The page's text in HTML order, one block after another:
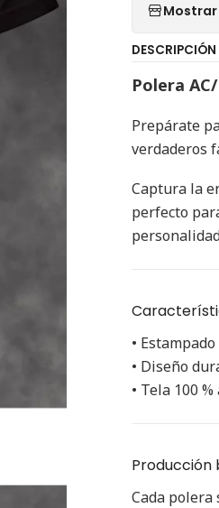
DESCRIPCIÓN
Polera
Prepárate
verdaderos
Captura la
perfecto
•
• Diseño
• Tela 100
Producción
Cada polera